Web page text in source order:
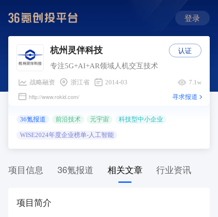
登录
杭州灵伴科技
专注5G+AI+AR领域人机交互技术
战略融资 浙江省 2014-03 7.1w
http://www.rokid.com/ 寻求报道
36氪报道 前沿技术 元宇宙 科技型中小企业
WISE2024年度企业榜单-人工智能
认证
项目信息 36氪报道 相关文章 行业资讯
项目简介